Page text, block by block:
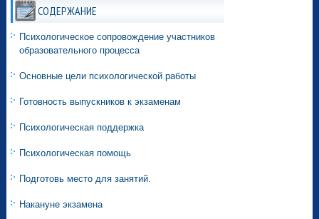
СОДЕРЖАНИЕ
Психологическое сопровождение участников
образовательного процесса
Основные цели психологической работы
Готовность выпускников к экзаменам
Психологическая поддержка
Психологическая помощь
Подготовь место для занятий.
Накануне экзамена